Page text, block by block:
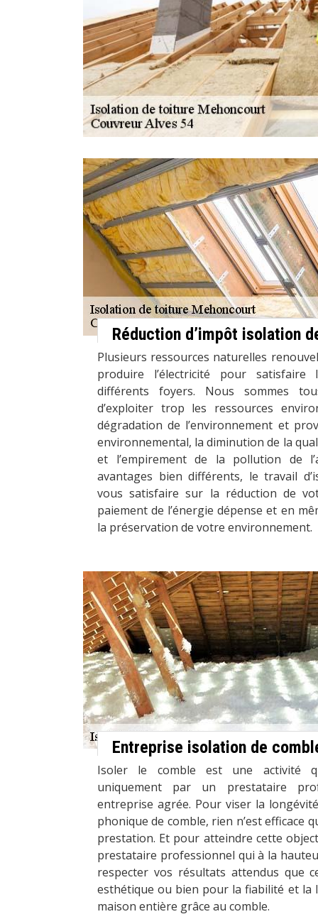
Réduction d’impôt isolation
Plusieurs ressources naturelles
produire l’électricité pour
différents foyers. Nous sommes
d’exploiter trop les ressources
dégradation de l’environnement et
environnemental, la diminution de la
et l’empirement de la pollution de
avantages bien différents, le travail
vous satisfaire sur la réduction de
paiement de l’énergie dépense et en
la préservation de votre environnement.
Entreprise isolation de
Isoler le comble est une activité
uniquement par un prestataire
entreprise agrée. Pour viser la
phonique de comble, rien n’est efficace
prestation. Et pour atteindre cette
prestataire professionnel qui à la
respecter vos résultats attendus que
esthétique ou bien pour la fiabilité et la
maison entière grâce au comble.